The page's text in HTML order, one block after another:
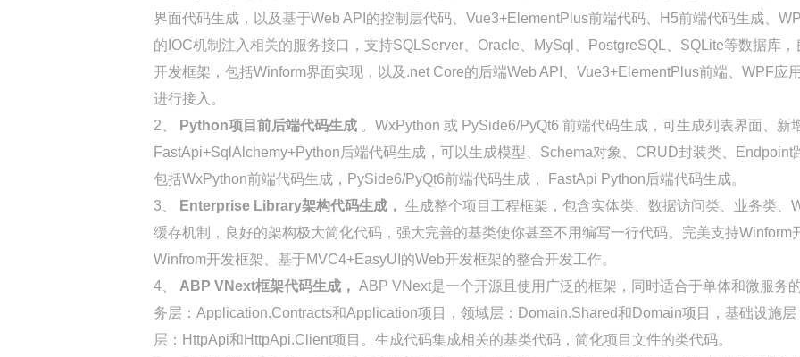
界面代码生成，以及基于Web API的控制层代码、Vue3+ElementPlus前端代码、H5前端代码生成、
的IOC机制注入相关的服务接口，支持SQLServer、Oracle、MySql、PostgreSQL、SQLite等数据库
开发框架，包括Winform界面实现，以及.net Core的后端Web API、Vue3+ElementPlus前端、WPF应
进行接入。
2、
Python项目前后端代码生成 。WxPython 或 PySide6/PyQt6 前端代码生成，可生成列表界面、新
FastApi+SqlAlchemy+Python后端代码生成，可以生成模型、Schema对象、CRUD封装类、
包括WxPython前端代码生成，PySide6/PyQt6前端代码生成， FastApi Python后端代码生成。
3、
Enterprise Library架构代码生成， 生成整个项目工程框架，包含实体类、数据访问类、业务类、
缓存机制，良好的架构极大简化代码，强大完善的基类使你甚至不用编写一行代码。完美支持
Winfrom开发框架、基于MVC4+EasyUI的Web开发框架的整合开发工作。
4、 ABP VNext框架代码生成， ABP VNext是一个开源且使用广泛的框架，同时适合于单体和微服务
务层：Application.Contracts和Application项目，领域层：Domain.Shared和Domain项目，基础设施
层：HttpApi和HttpApi.Client项目。生成代码集成相关的基类代码，简化项目文件的类代码。